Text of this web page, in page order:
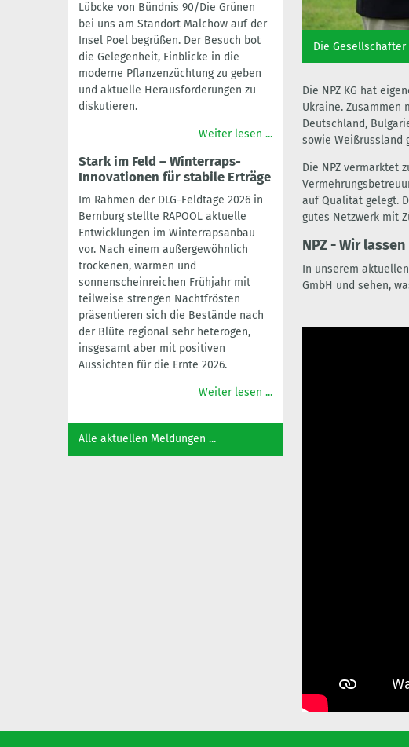
Lübcke von Bündnis 90/Die Grünen
bei uns am Standort Malchow auf der
Insel Poel begrüßen. Der Besuch bot
die Gelegenheit, Einblicke in die
moderne Pflanzenzüchtung zu geben
und aktuelle Herausforderungen zu
diskutieren.
Weiter lesen ...
Stark im Feld – Winterraps-
Innovationen für stabile Erträge
Im Rahmen der DLG-Feldtage 2026 in
Bernburg stellte RAPOOL aktuelle
Entwicklungen im Winterrapsanbau
vor. Nach einem außergewöhnlich
trockenen, warmen und
sonnenscheinreichen Frühjahr mit
teilweise strengen Nachtfrösten
präsentieren sich die Bestände nach
der Blüte regional sehr heterogen,
insgesamt aber mit positiven
Aussichten für die Ernte 2026.
Weiter lesen ...
Alle aktuellen Meldungen ...
Die Gesellschafter
Die NPZ KG hat
Ukraine. Zusammen
Deutschland,
sowie Weißrussland
Die NPZ vermarktet
auf Qualität gelegt.
gutes Netzwerk mit
NPZ - Wir
In unserem
GmbH und sehen,